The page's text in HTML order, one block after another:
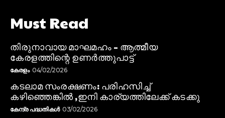
Must Read
തിരുനാവായ മാഘമഹം – ആത്മീയ
കേരളത്തിന്റെ ഉണർത്തുപാട്ട്
കേരളം 04/02/2026
കടലാമ സംരക്ഷണം: പരിഹസിച്ച്
കഴിഞ്ഞെങ്കിൽ ,ഇനി കാര്യത്തിലേക്ക് കടക്കു
കേന്ദ്ര പദ്ധതികൾ 03/02/2026